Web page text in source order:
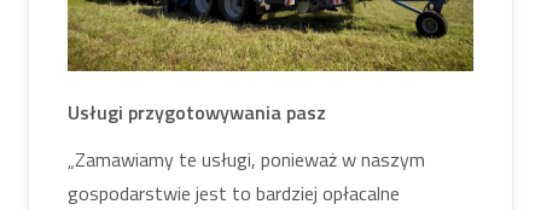
Usługi przygotowywania pasz
„Zamawiamy te usługi, ponieważ w naszym
gospodarstwie jest to bardziej opłacalne